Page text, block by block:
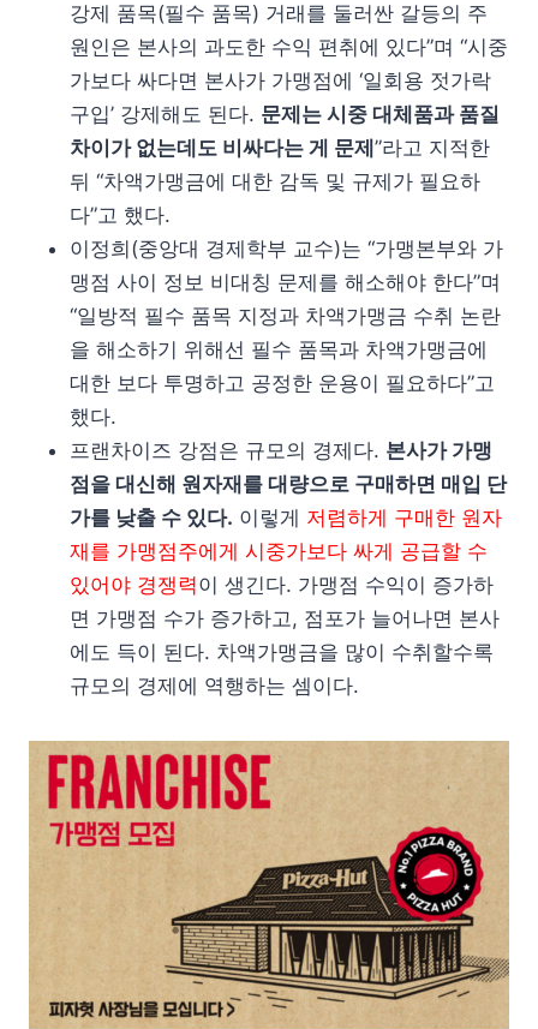
강제 품목(필수 품목) 거래를 둘러싼 갈등의 주
원인은 본사의 과도한 수익 편취에 있다”며 “시중
가보다 싸다면 본사가 가맹점에 ‘일회용 젓가락
구입’ 강제해도 된다. 문제는 시중 대체품과 품질
차이가 없는데도 비싸다는 게 문제 ”라고 지적한
뒤 “차액가맹금에 대한 감독 및 규제가 필요하
다”고 했다.
이정희(중앙대 경제학부 교수)는 “가맹본부와 가
맹점 사이 정보 비대칭 문제를 해소해야 한다”며
“일방적 필수 품목 지정과 차액가맹금 수취 논란
을 해소하기 위해선 필수 품목과 차액가맹금에
대한 보다 투명하고 공정한 운용이 필요하다”고
했다.
프랜차이즈 강점은 규모의 경제다. 본사가 가맹
점을 대신해 원자재를 대량으로 구매하면 매입 단
가를 낮출 수 있다. 이렇게 저렴하게 구매한 원자
재를 가맹점주에게 시중가보다 싸게 공급할 수
있어야 경쟁력이 생긴다. 가맹점 수익이 증가하
면 가맹점 수가 증가하고, 점포가 늘어나면 본사
에도 득이 된다. 차액가맹금을 많이 수취할수록
규모의 경제에 역행하는 셈이다.